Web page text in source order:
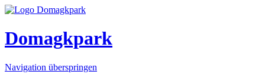
Domagkpark
Navigation überspringen